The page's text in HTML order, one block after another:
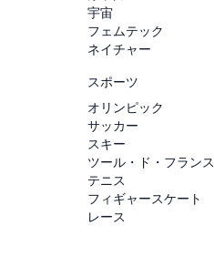
宇宙
フェムテック
ネイチャー
スポーツ
オリンピック
サッカー
スキー
ツール・ド・フランス
テニス
フィギャースケート
レース